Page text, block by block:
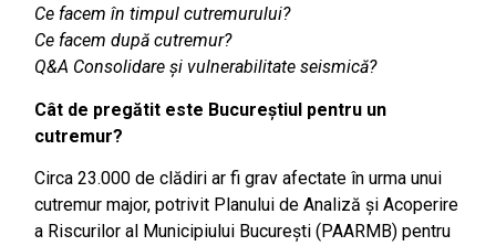
Ce facem în timpul cutremurului?
Ce facem după cutremur?
Q&A Consolidare și vulnerabilitate seismică?
Cât de pregătit este Bucureștiul pentru un
cutremur?
Circa 23.000 de clădiri ar fi grav afectate în urma unui
cutremur major, potrivit Planului de Analiză și Acoperire
a Riscurilor al Municipiului București (PAARMB) pentru